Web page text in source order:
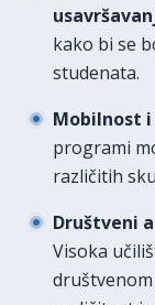
kako bi se
studenata.
Mobilnost
programi
različitih
Društveni
Visoka